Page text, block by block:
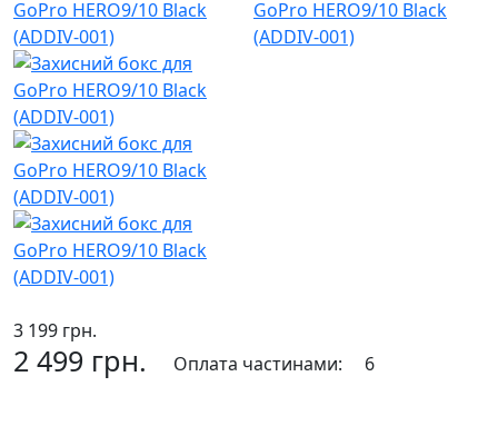
3 199 грн.
2 499 грн. Оплата частинами: 6